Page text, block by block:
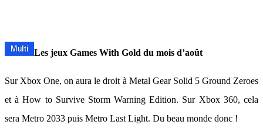
Les jeux Games With Gold du mois d’août
Sur Xbox One, on aura le droit à Metal Gear Solid 5 Ground Zeroes
et à How to Survive Storm Warning Edition. Sur Xbox 360, cela
sera Metro 2033 puis Metro Last Light. Du beau monde donc !